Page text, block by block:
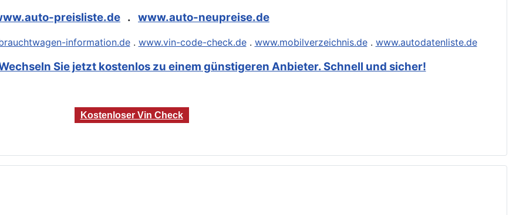
preisliste.de . www.auto-neupreise.de
information.de. www.vin-code-check.de. www.mobilverzeichnis.de. www.autodatenliste.de
Sie jetzt kostenlos zu einem günstigeren Anbieter. Schnell und sicher!
Kostenloser Vin Check